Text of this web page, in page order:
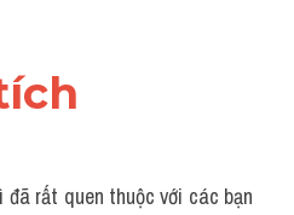
đã rất quen thuộc với các bạn